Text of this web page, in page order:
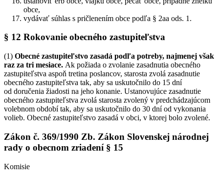
obce,
vydávať súhlas s pričlenením obce podľa § 2aa ods. 1.
§ 12 Rokovanie obecného zastupiteľstva
(1) Obecné zastupiteľstvo zasadá podľa potreby, najmenej však
raz za tri mesiace. Ak požiada o zvolanie zasadnutia obecného
zastupiteľstva aspoň tretina poslancov, starosta zvolá zasadnutie
obecného zastupiteľstva tak, aby sa uskutočnilo do 15 dní
od doručenia žiadosti na jeho konanie. Ustanovujúce zasadnutie
obecného zastupiteľstva zvolá starosta zvolený v predchádzajúcom
volebnom období tak, aby sa uskutočnilo do 30 dní od vykonania
volieb. Obecné zastupiteľstvo zasadá v obci, v ktorej bolo zvolené.
Zákon č. 369/1990 Zb. Zákon Slovenskej národnej
rady o obecnom zriadení § 15
Komisie